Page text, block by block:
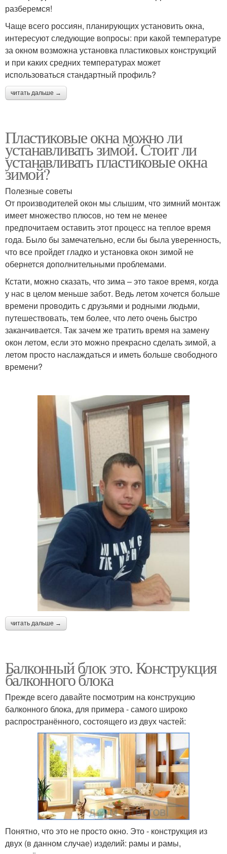
разберемся!
Чаще всего россиян, планирующих установить окна,
интересуют следующие вопросы: при какой температуре
за окном возможна установка пластиковых конструкций
и при каких средних температурах может
использоваться стандартный профиль?
читать дальше →
Пластиковые окна можно ли
устанавливать зимой. Стоит ли
устанавливать пластиковые окна
зимой?
Полезные советы
От производителей окон мы слышим, что зимний монтаж
имеет множество плюсов, но тем не менее
предпочитаем оставить этот процесс на теплое время
года. Было бы замечательно, если бы была уверенность,
что все пройдет гладко и установка окон зимой не
обернется дополнительными проблемами.
Кстати, можно сказать, что зима – это такое время, когда
у нас в целом меньше забот. Ведь летом хочется больше
времени проводить с друзьями и родными людьми,
путешествовать, тем более, что лето очень быстро
заканчивается. Так зачем же тратить время на замену
окон летом, если это можно прекрасно сделать зимой, а
летом просто наслаждаться и иметь больше свободного
времени?
читать дальше →
Балконный блок это. Конструкция
балконного блока
Прежде всего давайте посмотрим на конструкцию
балконного блока, для примера - самого широко
распространённого, состоящего из двух частей:
Понятно, что это не просто окно. Это - конструкция из
двух (в данном случае) изделий: рамы и рамы,